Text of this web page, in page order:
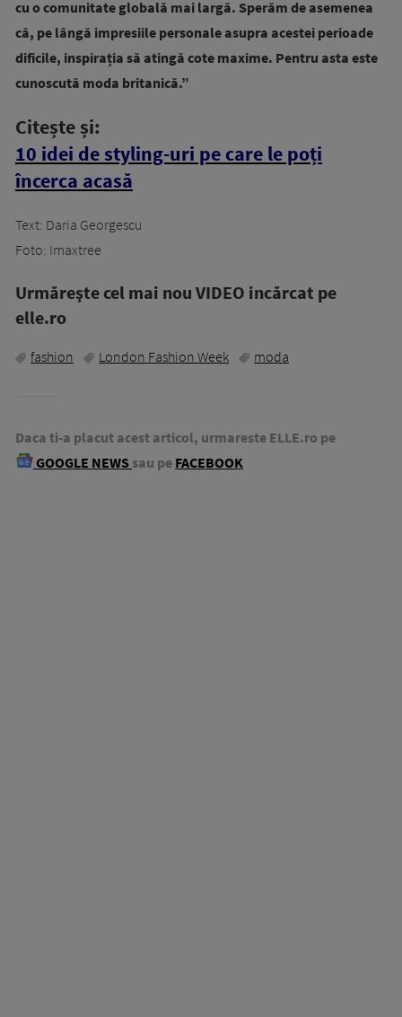
cu o comunitate globală mai largă. Sperăm de asemenea
că, pe lângă impresiile personale asupra acestei perioade
dificile, inspirația să atingă cote maxime. Pentru asta este
cunoscută moda britanică.”
Citește și:
10 idei de styling-uri pe care le poți
încerca acasă
Text: Daria Georgescu
Foto: Imaxtree
Urmăreşte cel mai nou VIDEO incărcat pe
elle.ro
fashion London Fashion Week moda
Daca ti-a placut acest articol, urmareste ELLE.ro pe
GOOGLE NEWS sau pe FACEBOOK